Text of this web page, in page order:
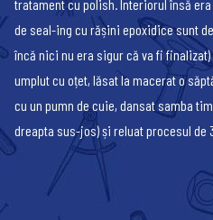
tratament cu polish. Interiorul însă
de seal-ing cu rășini epoxidice sunt
încă nici nu era sigur că va fi
umplut cu oțet, lăsat la macerat o
cu un pumn de cuie, dansat samba
dreapta sus-jos) și reluat procesul de